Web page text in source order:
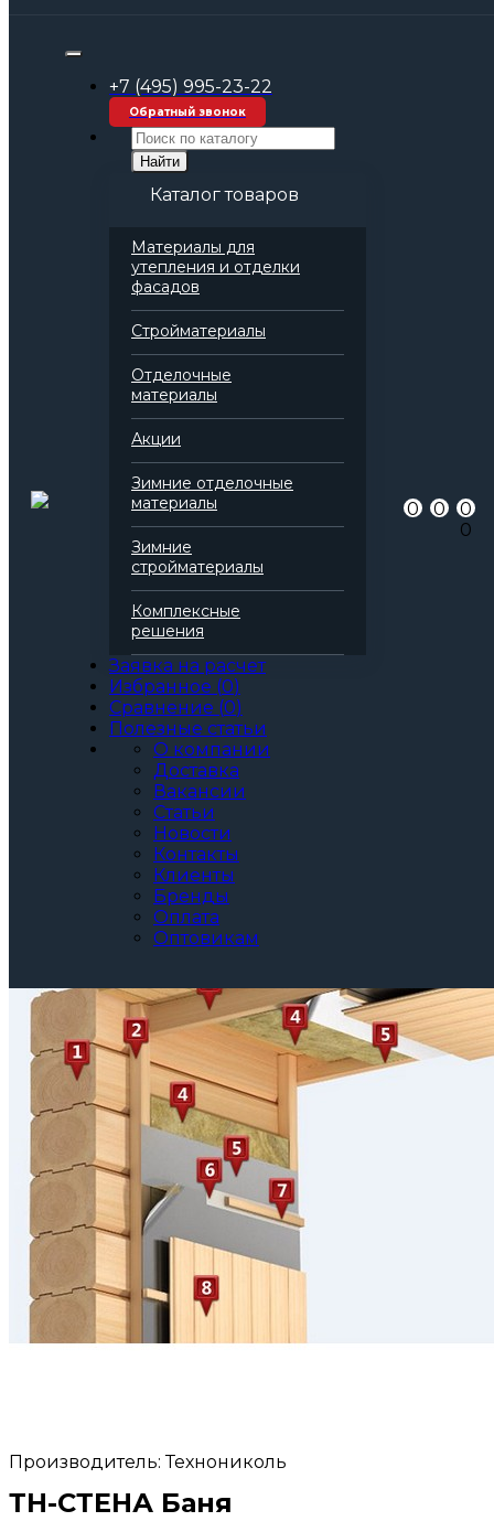
+7 (495) 995-23-22
Обратный звонок
Найти
Каталог товаров
Материалы для
утепления и отделки
фасадов
Стройматериалы
Отделочные
материалы
Акции
Зимние отделочные
материалы
Зимние
стройматериалы
Комплексные
решения
Заявка на расчет
Избранное (0)
Сравнение (0)
Полезные статьи
О компании
Доставка
Вакансии
Статьи
Новости
Контакты
Клиенты
Бренды
Оплата
Оптовикам
0 0
0
0
Комплексные решения и системы
ТН-СТЕНА Баня
Производитель: Технониколь
ТН-СТЕНА Баня